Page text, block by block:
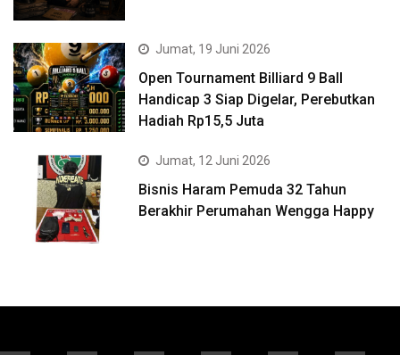
Jumat, 19 Juni 2026
Open Tournament Billiard 9 Ball
Handicap 3 Siap Digelar, Perebutkan
Hadiah Rp15,5 Juta
Jumat, 12 Juni 2026
Bisnis Haram Pemuda 32 Tahun
Berakhir Perumahan Wengga Happy